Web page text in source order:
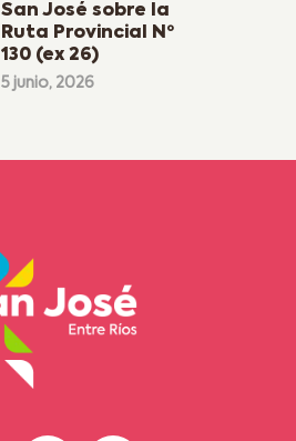
San José sobre la
Ruta Provincial Nº
130 (ex 26)
5 junio, 2026